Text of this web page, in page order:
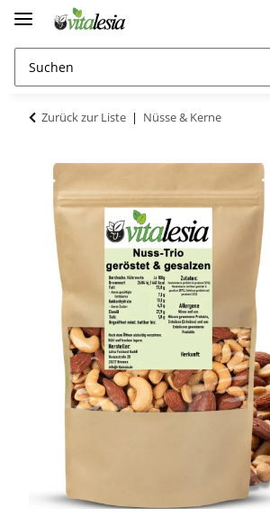
Zurück zur Liste Nüsse & Kerne